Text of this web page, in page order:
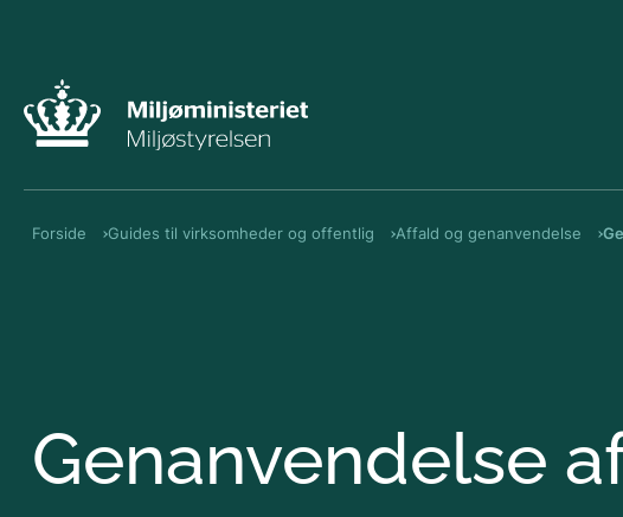
Forside Guides til virksomheder og offentlig Affald og genanvendelse
Genanvendelse